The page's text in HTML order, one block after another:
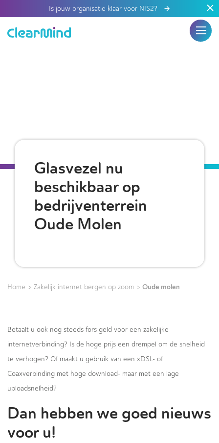
Is jouw organisatie klaar voor NIS2?
Glasvezel nu
beschikbaar op
bedrijventerrein
Oude Molen
Home > Zakelijk internet bergen op zoom > Oude molen
Betaalt u ook nog steeds fors geld voor een zakelijke
internetverbinding? Is de hoge prijs een drempel om de snelheid
te verhogen? Of maakt u gebruik van een xDSL- of
Coaxverbinding met hoge download- maar met een lage
uploadsnelheid?
Dan hebben we goed nieuws
voor u!